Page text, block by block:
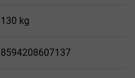
130 kg
8594208607137